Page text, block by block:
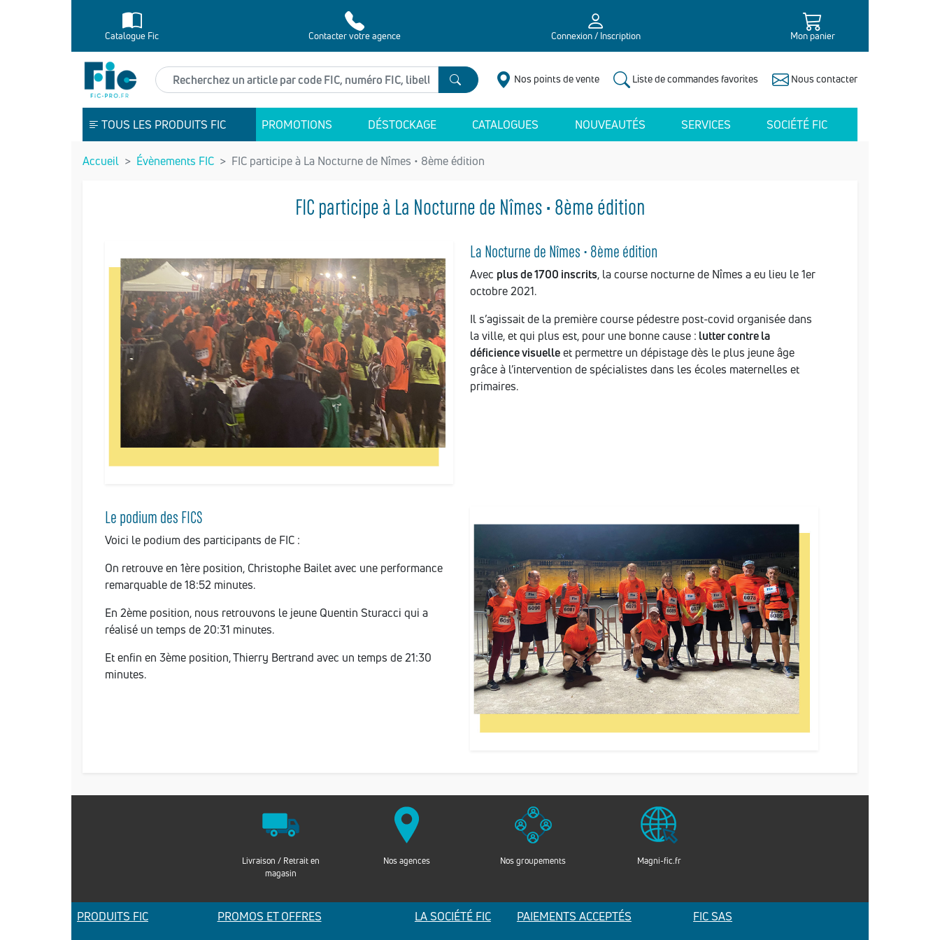
Catalogue Fic Contacter votre agence Connexion / Inscription Mon panier
Recherchez un article Nos points de vente Liste de commandes favorites Nous contacter
TOUS LES PRODUITS FIC PROMOTIONS DÉSTOCKAGE CATALOGUES NOUVEAUTÉS SERVICES SOCIÉTÉ FIC
Accueil Évènements FIC FIC participe à La Nocturne de Nîmes • 8ème édition
FIC participe à La Nocturne de Nîmes • 8ème édition
La Nocturne de Nîmes • 8ème édition
Avec plus de 1700 inscrits, la course nocturne de Nîmes a eu lieu le 1er
octobre 2021.
Il s’agissait de la première course pédestre post-covid organisée dans
la ville, et qui plus est, pour une bonne cause : lutter contre la
déficience visuelleet permettre un dépistage dès le plus jeune âge
grâce à l’intervention de spécialistes dans les écoles maternelles et
primaires.
Le podium des FICS
Voici le podium des participants de FIC :
On retrouve en 1ère position, Christophe Bailet avec une performance
remarquable de 18:52 minutes.
En 2ème position, nous retrouvons le jeune Quentin Sturacci qui a
réalisé un temps de 20:31 minutes.
Et enfin en 3ème position, Thierry Bertrand avec un temps de 21:30
minutes.
Livraison / Retrait en
magasin
Nos agences Nos groupements Magni-fic.fr
PRODUITS FIC PROMOS ET OFFRES LA SOCIÉTÉ FIC PAIEMENTS ACCEPTÉS
FIC SAS